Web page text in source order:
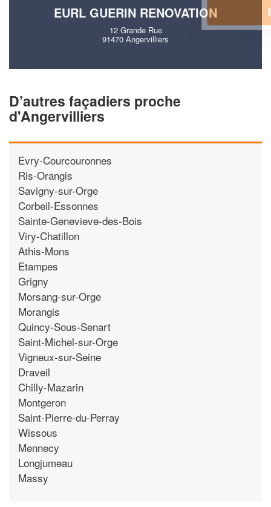
EURL GUERIN RENOVATION
12 Grande Rue
91470 Angervilliers
D’autres façadiers proche
d'Angervilliers
Evry-Courcouronnes
Ris-Orangis
Savigny-sur-Orge
Corbeil-Essonnes
Sainte-Genevieve-des-Bois
Viry-Chatillon
Athis-Mons
Etampes
Grigny
Morsang-sur-Orge
Morangis
Quincy-Sous-Senart
Saint-Michel-sur-Orge
Vigneux-sur-Seine
Draveil
Chilly-Mazarin
Montgeron
Saint-Pierre-du-Perray
Wissous
Mennecy
Longjumeau
Massy
En savoir plus